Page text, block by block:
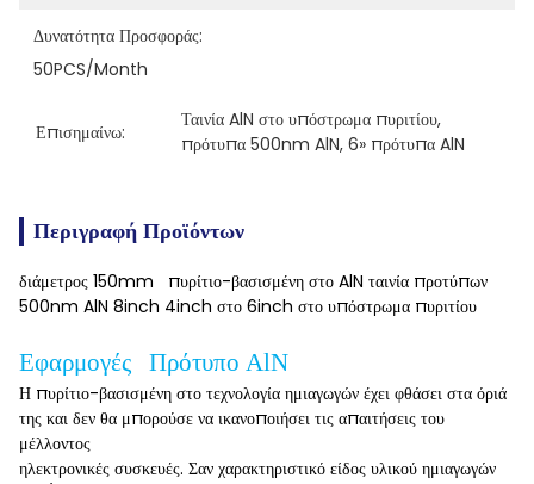
Δυνατότητα Προσφοράς:
50PCS/Month
Επισημαίνω:
Ταινία AlN στο υπόστρωμα πυριτίου,
πρότυπα 500nm AlN, 6» πρότυπα AlN
Περιγραφή Προϊόντων
διάμετρος 150mm πυρίτιο-βασισμένη στο AlN ταινία προτύπων
500nm AlN 8inch 4inch στο 6inch στο υπόστρωμα πυριτίου
Εφαρμογές Πρότυπο AlN
Η πυρίτιο-βασισμένη στο τεχνολογία ημιαγωγών έχει φθάσει στα όριά
της και δεν θα μπορούσε να ικανοποιήσει τις απαιτήσεις του
μέλλοντος
ηλεκτρονικές συσκευές. Σαν χαρακτηριστικό είδος υλικού ημιαγωγών